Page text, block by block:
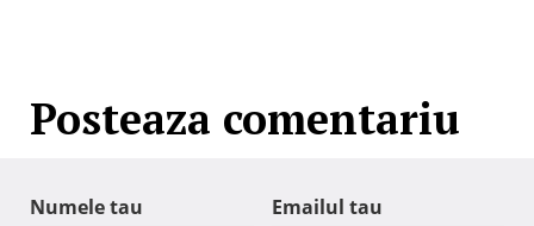
Posteaza comentariu
Numele tau Emailul tau